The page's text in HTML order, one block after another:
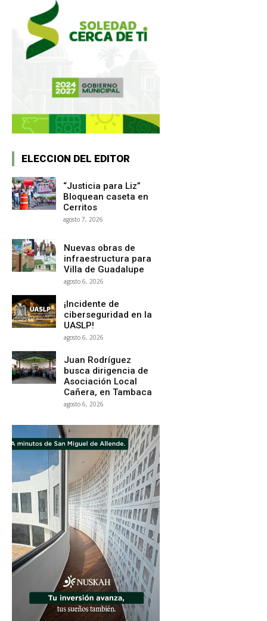
ELECCION DEL EDITOR
“Justicia para Liz”
Bloquean caseta en
Cerritos
agosto 7, 2026
Nuevas obras de
infraestructura para
Villa de Guadalupe
agosto 6, 2026
¡Incidente de
ciberseguridad en la
UASLP!
agosto 6, 2026
Juan Rodríguez
busca dirigencia de
Asociación Local
Cañera, en Tambaca
agosto 6, 2026